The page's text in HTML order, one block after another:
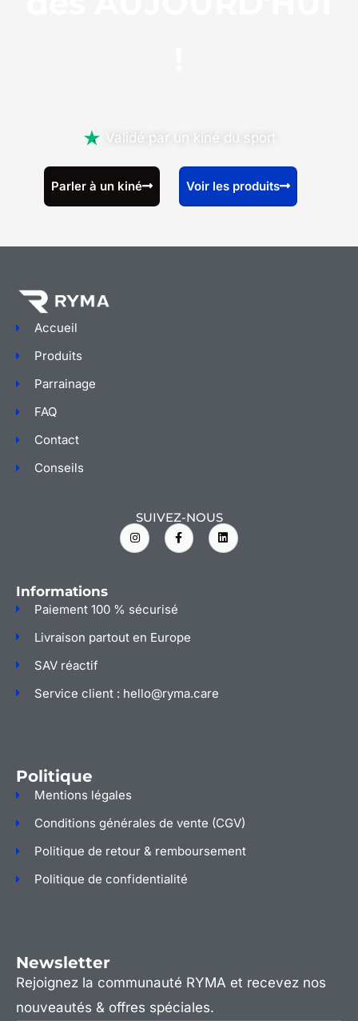
Validé par un kiné du sport
Parler à un kiné Voir les produits
Accueil
Produits
Parrainage
FAQ
Contact
Conseils
SUIVEZ-NOUS
I
n
s
a
m
F
a
c
L
i
n
Informations
Paiement 100 % sécurisé
Livraison partout en Europe
SAV réactif
Service client : hello@ryma.care
Politique
Mentions légales
Conditions générales de vente (CGV)
Politique de retour & remboursement
Politique de confidentialité
Newsletter
Rejoignez la communauté RYMA et recevez nos
nouveautés & offres spéciales.